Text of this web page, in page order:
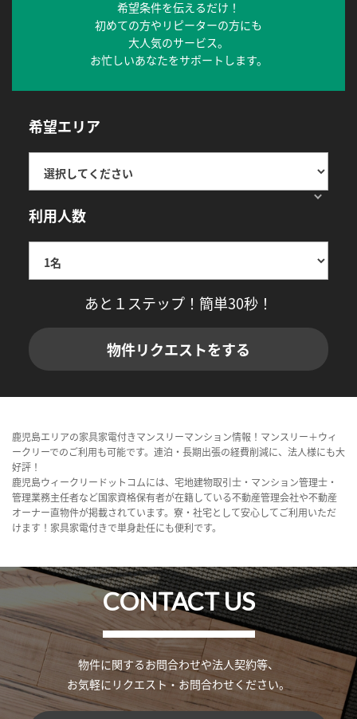
希望条件を伝えるだけ！
初めての方やリピーターの方にも
大人気のサービス。
お忙しいあなたをサポートします。
希望エリア
利用人数
あと１ステップ！簡単30秒！
物件リクエストをする
鹿児島エリアの家具家電付きマンスリーマンション情報！マンスリー＋ウィ
ークリーでのご利用も可能です。連泊・長期出張の経費削減に、法人様にも大
好評！
鹿児島ウィークリードットコムには、宅地建物取引士・マンション管理士・
管理業務主任者など国家資格保有者が在籍している不動産管理会社や不動産
オーナー直物件が掲載されています。寮・社宅として安心してご利用いただ
けます！家具家電付きで単身赴任にも便利です。
CONTACT US
物件に関するお問合わせや法人契約等、
お気軽にリクエスト・お問合わせください。